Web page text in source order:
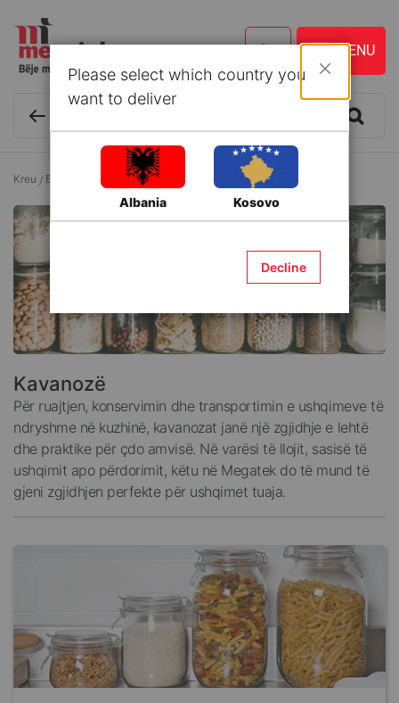
Kreu Enë kuzhine dhe Aksesorë
Kavanozë
Për ruajtjen, konservimin dhe transportimin e ushqimeve të
ndryshme në kuzhinë, kavanozat janë një zgjidhje e lehtë
dhe praktike për çdo amvisë. Në varësi të llojit, sasisë të
ushqimit apo përdorimit, këtu në Megatek do të mund të
gjeni zgjidhjen perfekte për ushqimet tuaja.
Please select which country you
want to deliver
Albania Kosovo
Decline